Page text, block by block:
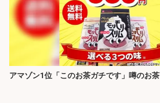
アマゾン1位「このお茶ガチです」噂のお茶